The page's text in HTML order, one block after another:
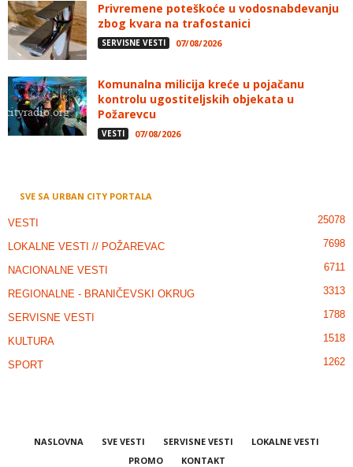
Privremene poteškoće u vodosnabdevanju
zbog kvara na trafostanici
SERVISNE VESTI 07/08/2026
Komunalna milicija kreće u pojačanu
kontrolu ugostiteljskih objekata u
Požarevcu
VESTI 07/08/2026
SVE SA URBAN CITY PORTALA
VESTI 25078
LOKALNE VESTI // POŽAREVAC 7698
NACIONALNE VESTI 6711
REGIONALNE - BRANIČEVSKI OKRUG 3313
SERVISNE VESTI 1788
KULTURA 1518
SPORT 1262
NASLOVNA SVE VESTI SERVISNE VESTI
LOKALNE VESTI
PROMO
KONTAKT